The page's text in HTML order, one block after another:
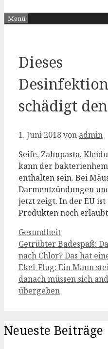
Menü
Dieses
schädigt
1. Juni 2018von admin
Seife, Zahnpasta,
kann der
enthalten sein. Bei
Darmentzündungen
jetzt zeigt. In der EU
Produkten noch
Kategorien
Gesundheit
Getrübter Badespaß:
nach Chlor? Das hat
Ekel-Flug: Ein Mann
danach müssen sich
übergeben
Neueste Beiträge